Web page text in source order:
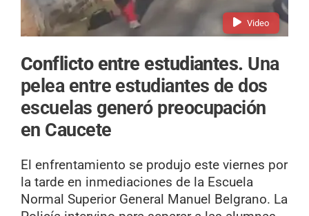
Video
Conflicto entre estudiantes. Una
pelea entre estudiantes de dos
escuelas generó preocupación
en Caucete
El enfrentamiento se produjo este viernes por
la tarde en inmediaciones de la Escuela
Normal Superior General Manuel Belgrano. La